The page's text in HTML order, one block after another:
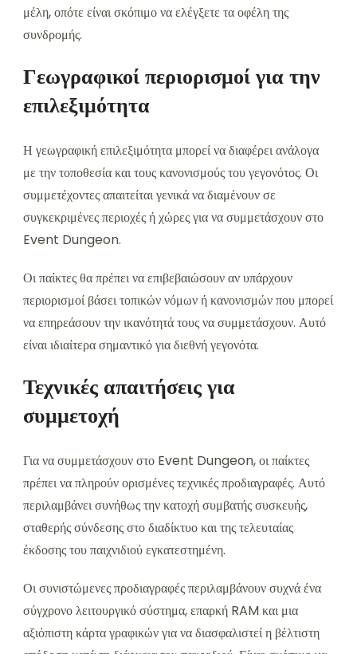
μέλη, οπότε είναι σκόπιμο να ελέγξετε τα οφέλη της
συνδρομής.
Γεωγραφικοί περιορισμοί για την
επιλεξιμότητα
Η γεωγραφική επιλεξιμότητα μπορεί να διαφέρει ανάλογα
με την τοποθεσία και τους κανονισμούς του γεγονότος. Οι
συμμετέχοντες απαιτείται γενικά να διαμένουν σε
συγκεκριμένες περιοχές ή χώρες για να συμμετάσχουν στο
Event Dungeon.
Οι παίκτες θα πρέπει να επιβεβαιώσουν αν υπάρχουν
περιορισμοί βάσει τοπικών νόμων ή κανονισμών που μπορεί
να επηρεάσουν την ικανότητά τους να συμμετάσχουν. Αυτό
είναι ιδιαίτερα σημαντικό για διεθνή γεγονότα.
Τεχνικές απαιτήσεις για
συμμετοχή
Για να συμμετάσχουν στο Event Dungeon, οι παίκτες
πρέπει να πληρούν ορισμένες τεχνικές προδιαγραφές. Αυτό
περιλαμβάνει συνήθως την κατοχή συμβατής συσκευής,
σταθερής σύνδεσης στο διαδίκτυο και της τελευταίας
έκδοσης του παιχνιδιού εγκατεστημένη.
Οι συνιστώμενες προδιαγραφές περιλαμβάνουν συχνά ένα
σύγχρονο λειτουργικό σύστημα, επαρκή RAM και μια
αξιόπιστη κάρτα γραφικών για να διασφαλιστεί η βέλτιστη